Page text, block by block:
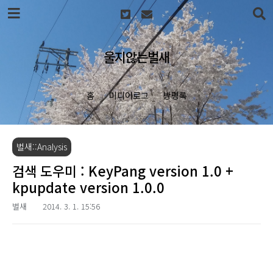
본문 바로가기
울지않는벌새
홈 미디어로그 방명록
벌새::Analysis
검색 도우미 : KeyPang version 1.0 +
kpupdate version 1.0.0
벌새 2014. 3. 1. 15:56